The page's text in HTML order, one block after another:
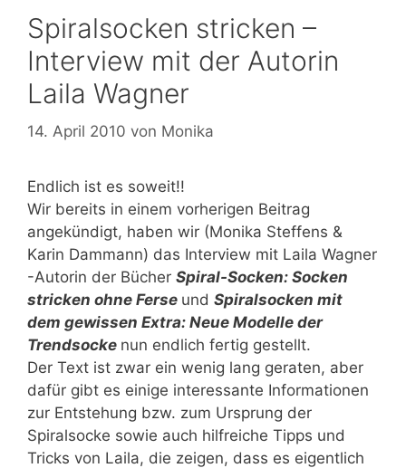
Spiralsocken stricken –
Interview mit der Autorin
Laila Wagner
14. April 2010 von Monika
Endlich ist es soweit!!
Wir bereits in einem vorherigen Beitrag
angekündigt, haben wir (Monika Steffens &
Karin Dammann) das Interview mit Laila Wagner
-Autorin der Bücher Spiral-Socken: Socken
stricken ohne Ferse und Spiralsocken mit
dem gewissen Extra: Neue Modelle der
Trendsocke nun endlich fertig gestellt.
Der Text ist zwar ein wenig lang geraten, aber
dafür gibt es einige interessante Informationen
zur Entstehung bzw. zum Ursprung der
Spiralsocke sowie auch hilfreiche Tipps und
Tricks von Laila, die zeigen, dass es eigentlich